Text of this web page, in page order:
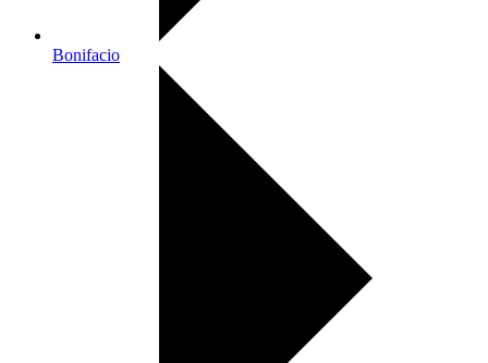
Bonifacio